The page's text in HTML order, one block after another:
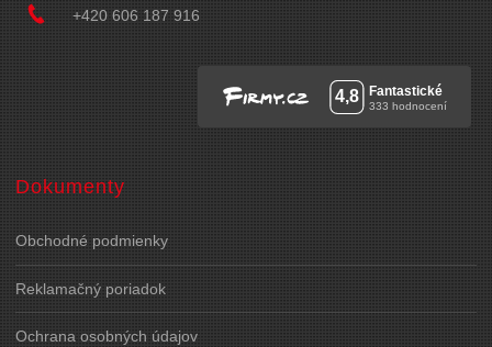
+420 606 187 916
Dokumenty
Obchodné podmienky
Reklamačný poriadok
Ochrana osobných údajov